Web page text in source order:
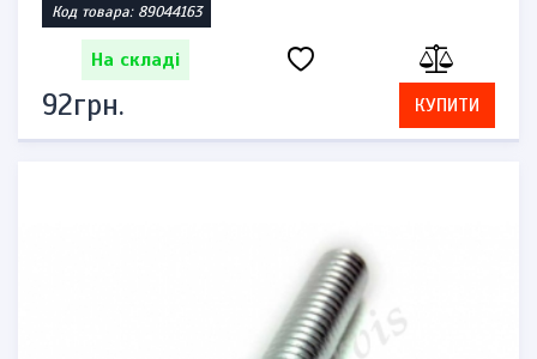
Код товара: 89044163
На складі
92грн. КУПИТИ